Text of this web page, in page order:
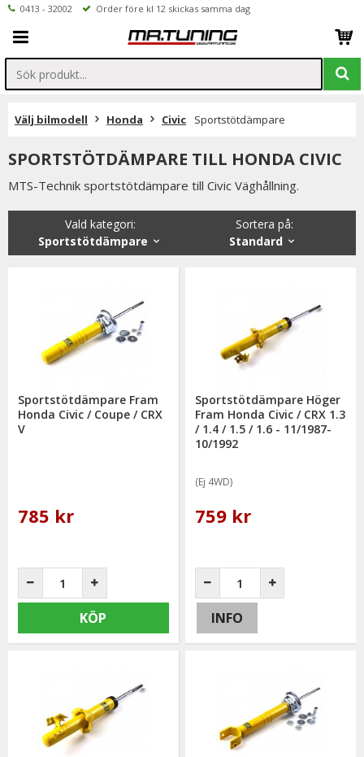
0413 - 32002 Order före kl 12 skickas samma dag
Välj bilmodell Honda Civic Sportstötdämpare
SPORTSTÖTDÄMPARE TILL HONDA CIVIC
MTS-Technik sportstötdämpare till Civic Väghållning.
Sortera på:
Standard
Vald kategori:
Sportstötdämpare
Sportstötdämpare Fram
Honda Civic / Coupe / CRX
V
785 kr
KÖP
Sportstötdämpare Höger
Fram Honda Civic / CRX 1.3
/ 1.4 / 1.5 / 1.6 - 11/1987-
10/1992
(Ej 4WD)
759 kr
INFO